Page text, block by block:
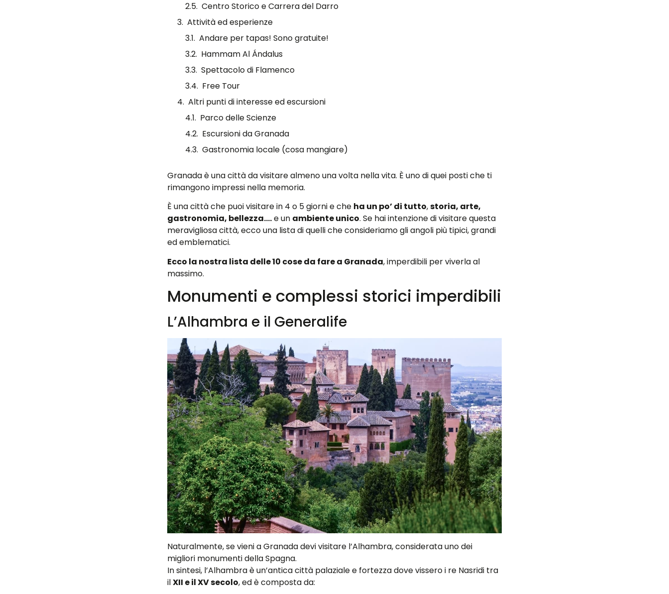
Centro Storico e Carrera del Darro
Attività ed esperienze
Andare per tapas! Sono gratuite!
Hammam Al Ándalus
Spettacolo di Flamenco
Free Tour
Altri punti di interesse ed escursioni
Parco delle Scienze
Escursioni da Granada
Gastronomia locale (cosa mangiare)
Granada è una città da visitare almeno una volta nella vita. È uno di quei posti che ti
rimangono impressi nella memoria.
È una città che puoi visitare in 4 o 5 giorni e che ha un po’ di tutto,storia, arte,
gastronomia, bellezza….e un ambiente unico. Se hai intenzione di visitare questa
meravigliosa città, ecco una lista di quelli che consideriamo gli angoli più tipici, grandi
ed emblematici.
Ecco la nostra lista delle 10 cose da fare a Granada, imperdibili per viverla al
massimo.
Monumenti e complessi storici imperdibili
L’Alhambra e il Generalife
Naturalmente, se vieni a Granada devi visitare l’Alhambra, considerata uno dei
migliori monumenti della Spagna.
In sintesi, l’Alhambra è un’antica città palaziale e fortezza dove vissero i re Nasridi tra
ilXII e il XV secolo, ed è composta da: